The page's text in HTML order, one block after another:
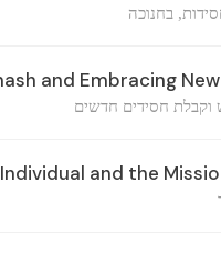
בחנוכה
and Embracing
וקבלת חסידים חדשים
and the